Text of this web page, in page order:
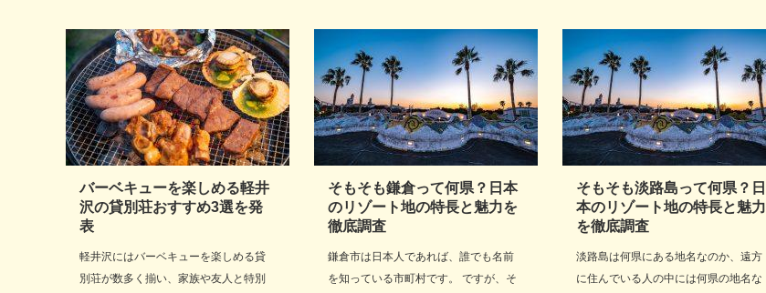
バーベキューを楽しめる軽井
沢の貸別荘おすすめ3選を発
表
軽井沢にはバーベキューを楽しめる貸
別荘が数多く揃い、家族や友人と特別
そもそも鎌倉って何県？日本
のリゾート地の特長と魅力を
徹底調査
鎌倉市は日本人であれば、誰でも名前
を知っている市町村です。 ですが、そ
そもそも淡路島って何県？日
本のリゾート地の特長と魅力
を徹底調査
淡路島は何県にある地名なのか、遠方
に住んでいる人の中には何県の地名な